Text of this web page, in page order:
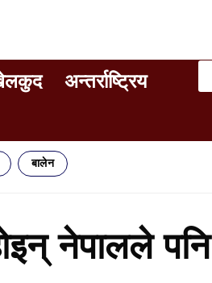
अन्तर्राष्ट्रिय
बालेन
नेपालले